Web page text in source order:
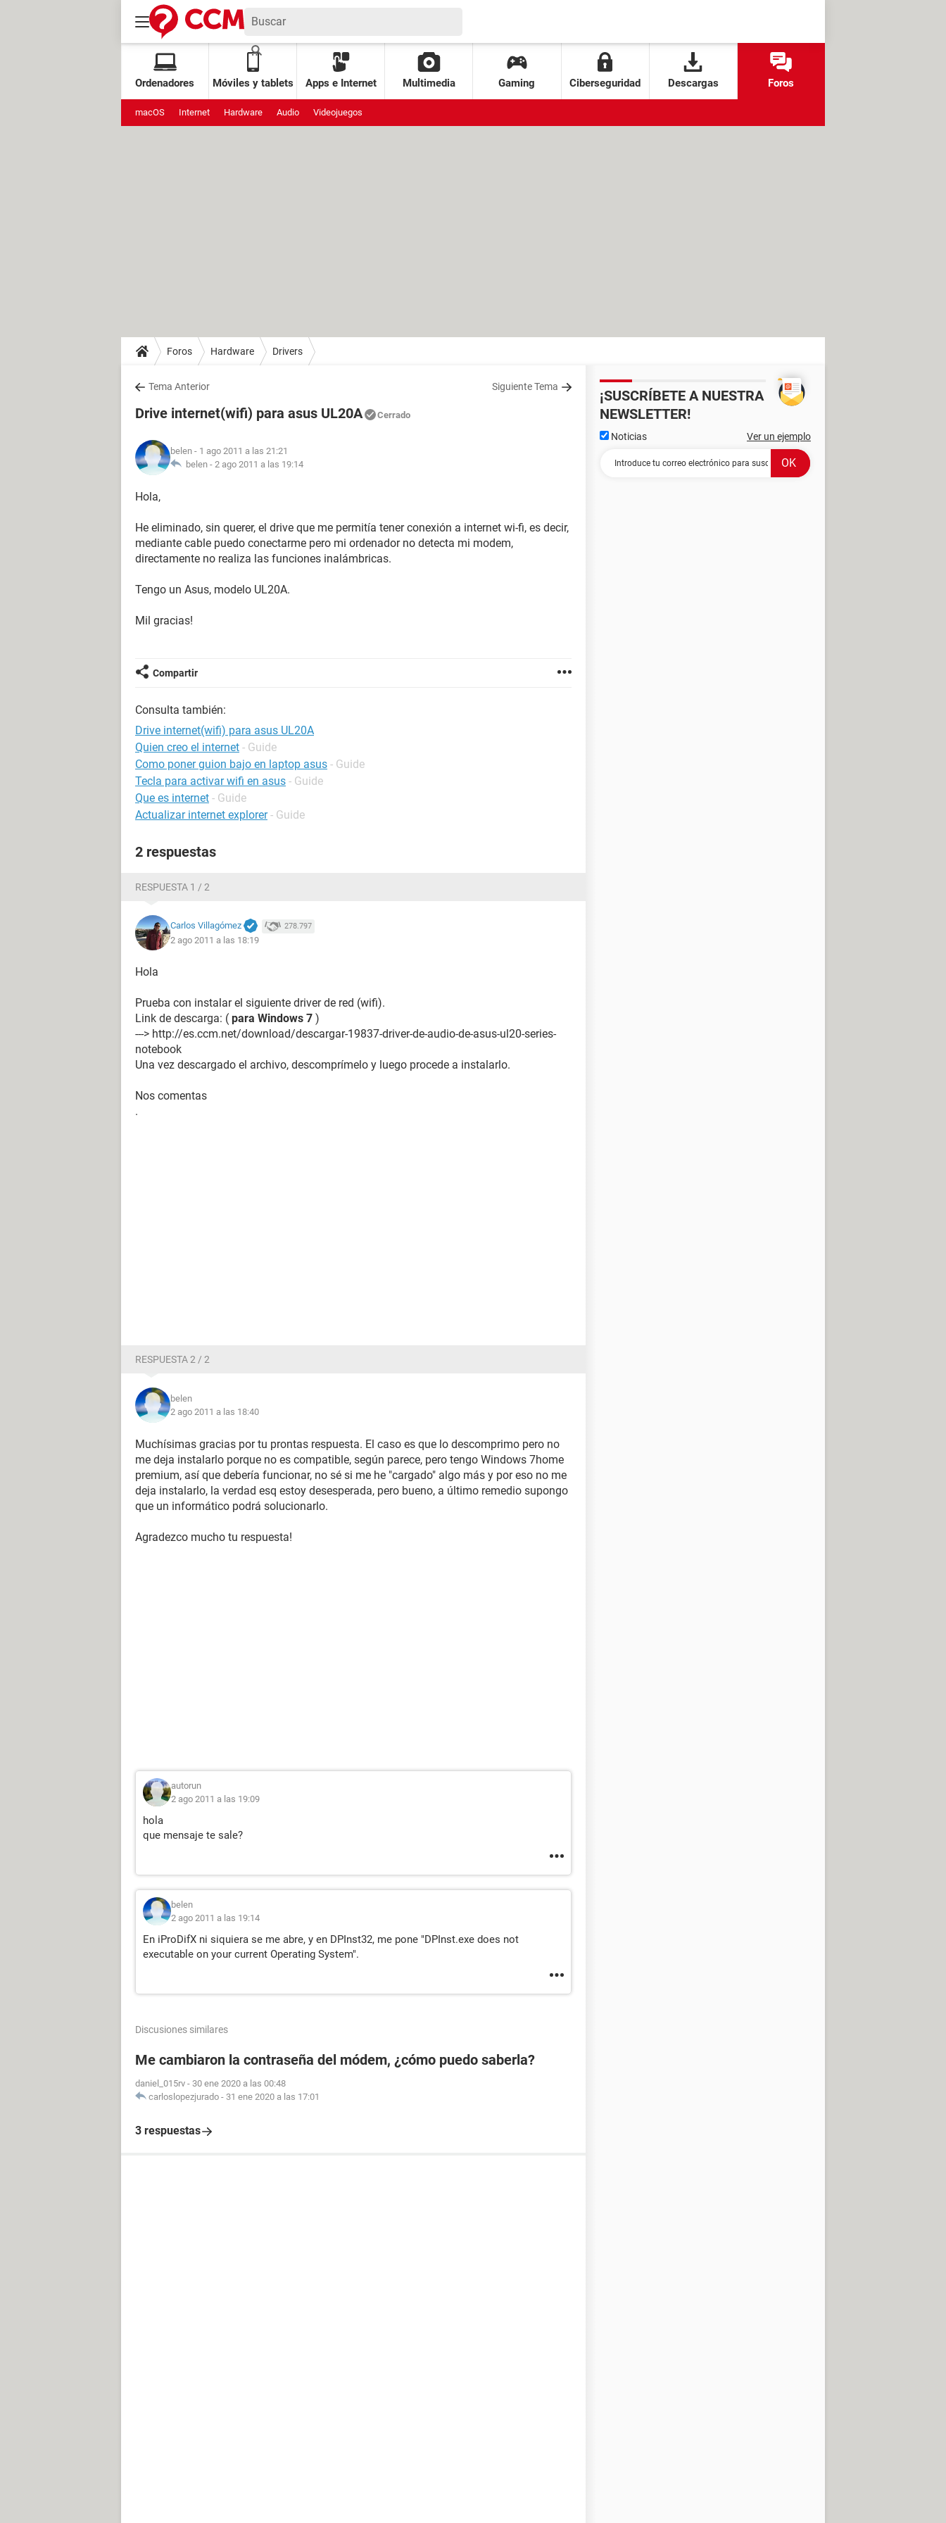
Ordenadores Móviles y tablets Apps e Internet Multimedia Gaming Ciberseguridad Descargas Foros
macOS Internet Hardware Audio Videojuegos
Foros Hardware Drivers
Tema Anterior Siguiente Tema
Drive internet(wifi) para asus UL20A Cerrado
belen - 1 ago 2011 a las 21:21
belen - 2 ago 2011 a las 19:14
Hola,
He eliminado, sin querer, el drive que me permitía tener conexión a internet wi-fi, es decir,
mediante cable puedo conectarme pero mi ordenador no detecta mi modem,
directamente no realiza las funciones inalámbricas.
Tengo un Asus, modelo UL20A.
Mil gracias!
Compartir
Consulta también:
Drive internet(wifi) para asus UL20A
Quien creo el internet - Guide
Como poner guion bajo en laptop asus - Guide
Tecla para activar wifi en asus - Guide
Que es internet - Guide
Actualizar internet explorer - Guide
2 respuestas
RESPUESTA 1 / 2
Carlos Villagómez 278.797
2 ago 2011 a las 18:19
Hola
Prueba con instalar el siguiente driver de red (wifi).
Link de descarga: ( para Windows 7 )
---> http://es.ccm.net/download/descargar-19837-driver-de-audio-de-asus-ul20-series-
notebook
Una vez descargado el archivo, descomprímelo y luego procede a instalarlo.
Nos comentas
.
RESPUESTA 2 / 2
belen
2 ago 2011 a las 18:40
Muchísimas gracias por tu prontas respuesta. El caso es que lo descomprimo pero no
me deja instalarlo porque no es compatible, según parece, pero tengo Windows 7home
premium, así que debería funcionar, no sé si me he "cargado" algo más y por eso no me
deja instalarlo, la verdad esq estoy desesperada, pero bueno, a último remedio supongo
que un informático podrá solucionarlo.
Agradezco mucho tu respuesta!
autorun
2 ago 2011 a las 19:09
hola
que mensaje te sale?
belen
2 ago 2011 a las 19:14
En iProDifX ni siquiera se me abre, y en DPInst32, me pone "DPInst.exe does not
executable on your current Operating System".
Discusiones similares
Me cambiaron la contraseña del módem, ¿cómo puedo saberla?
daniel_015rv - 30 ene 2020 a las 00:48
carloslopezjurado - 31 ene 2020 a las 17:01
3 respuestas
¡SUSCRÍBETE A NUESTRA
NEWSLETTER!
Noticias Ver un ejemplo